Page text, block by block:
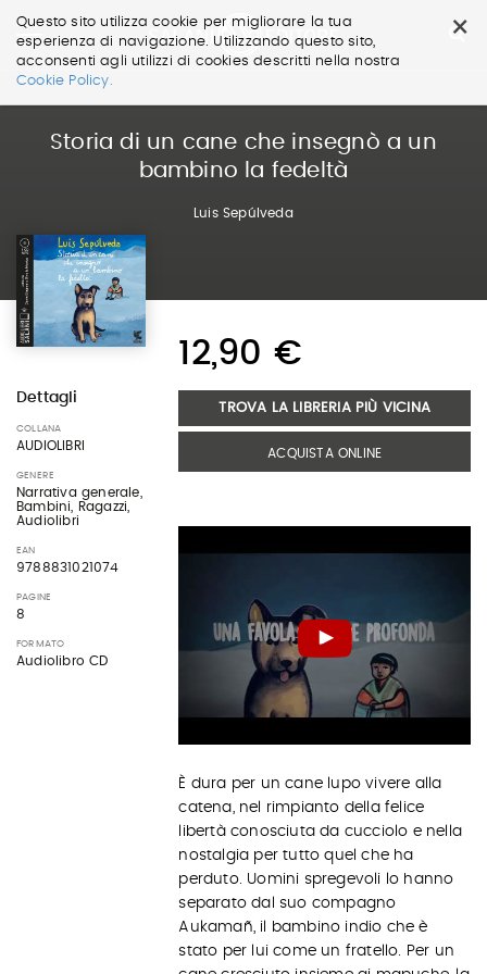
×
Questo sito utilizza cookie per migliorare la tua
esperienza di navigazione. Utilizzando questo sito,
acconsenti agli utilizzi di cookies descritti nella nostra
Cookie Policy.
Salta
Storia di un cane che insegnò a un
bambino la fedeltà
Luis Sepúlveda
Dettagli
COLLANA
AUDIOLIBRI
GENERE
Narrativa generale,
Bambini, Ragazzi,
Audiolibri
EAN
9788831021074
PAGINE
8
FORMATO
Audiolibro CD
12,90 €
TROVA LA LIBRERIA PIÙ VICINA
ACQUISTA ONLINE
È dura per un cane lupo vivere alla
catena, nel rimpianto della felice
libertà conosciuta da cucciolo e nella
nostalgia per tutto quel che ha
perduto. Uomini spregevoli lo hanno
separato dal suo compagno
Aukamañ, il bambino indio che è
stato per lui come un fratello. Per un